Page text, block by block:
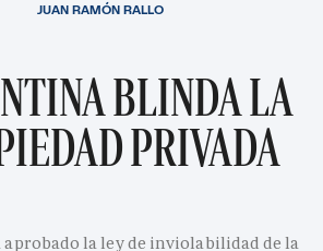
BLINDA LA
PRIVADA
aprobado la ley de inviolabilidad de la
JUAN RAMÓN RALLO